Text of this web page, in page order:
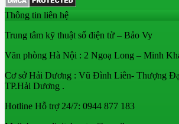
Thông tin liên hệ
Trung tâm kỹ thuật số điện tử – Bảo Vy
Văn phòng Hà Nội : 2 Ngoạ Long – Minh
Cơ sở Hải Dương : Vũ Đình Liên- Thượng
TP.Hải Dương .
Hotline Hỗ trợ 24/7: 0944 877 183